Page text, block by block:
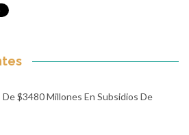
$3480 Millones En Subsidios De